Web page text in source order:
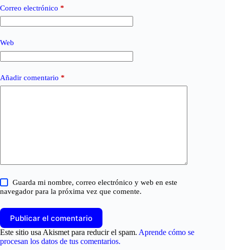
Correo electrónico *
Web
Añadir comentario *
Guarda mi nombre, correo electrónico y web en este
navegador para la próxima vez que comente.
Publicar el comentario
Este sitio usa Akismet para reducir el spam. Aprende cómo se
procesan los datos de tus comentarios.